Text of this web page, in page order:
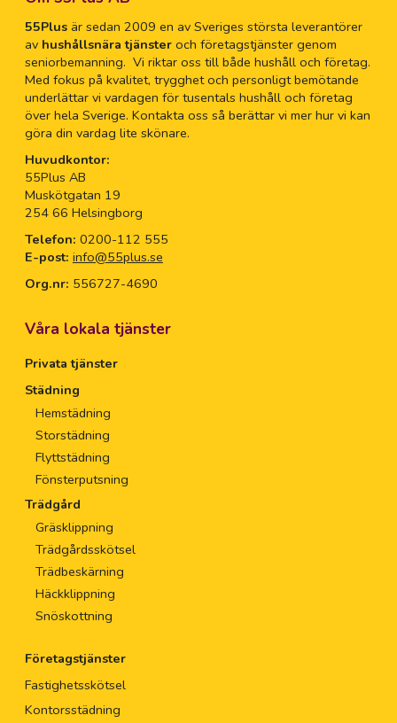
55Plusär sedan 2009 en av Sveriges största leverantörer
av hushållsnära tjänsteroch företagstjänster genom
seniorbemanning. Vi riktar oss till både hushåll och företag.
Med fokus på kvalitet, trygghet och personligt bemötande
underlättar vi vardagen för tusentals hushåll och företag
över hela Sverige. Kontakta oss så berättar vi mer hur vi kan
göra din vardag lite skönare.
Huvudkontor:
55Plus AB
Muskötgatan 19
254 66 Helsingborg
Telefon: 0200-112 555
E-post: info@55plus.se
Org.nr: 556727-4690
Våra lokala tjänster
Privata tjänster
Städning
Hemstädning
Storstädning
Flyttstädning
Fönsterputsning
Trädgård
Gräsklippning
Trädgårdsskötsel
Trädbeskärning
Häckklippning
Snöskottning
Företagstjänster
Fastighetsskötsel
Kontorsstädning